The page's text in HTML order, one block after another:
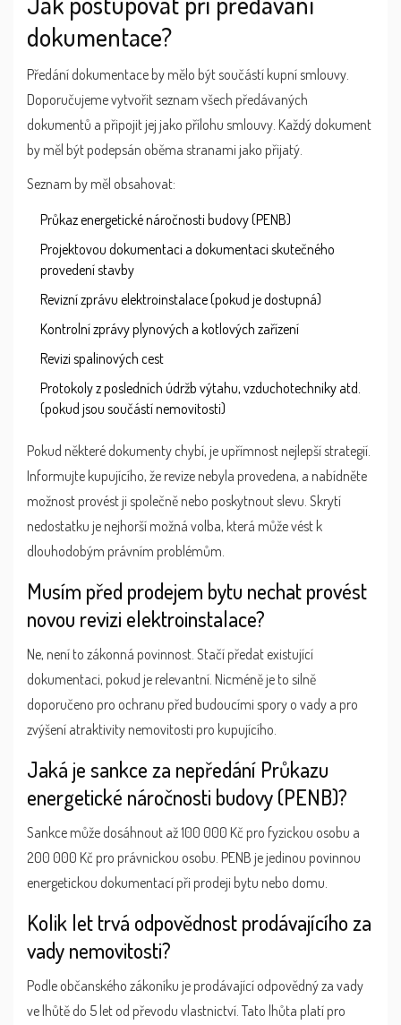
dokumentace?
Předání dokumentace by mělo být součástí kupní smlouvy.
Doporučujeme vytvořit seznam všech předávaných
dokumentů a připojit jej jako přílohu smlouvy. Každý dokument
by měl být podepsán oběma stranami jako přijatý.
Seznam by měl obsahovat:
Průkaz energetické náročnosti budovy (PENB)
Projektovou dokumentaci a dokumentaci skutečného
provedení stavby
Revizní zprávu elektroinstalace (pokud je dostupná)
Kontrolní zprávy plynových a kotlových zařízení
Revizi spalinových cest
Protokoly z posledních údržb výtahu, vzduchotechniky atd.
(pokud jsou součástí nemovitosti)
Pokud některé dokumenty chybí, je upřímnost nejlepší strategií.
Informujte kupujícího, že revize nebyla provedena, a nabídněte
možnost provést ji společně nebo poskytnout slevu. Skrytí
nedostatku je nejhorší možná volba, která může vést k
dlouhodobým právním problémům.
Musím před prodejem bytu nechat provést
novou revizi elektroinstalace?
Ne, není to zákonná povinnost. Stačí předat existující
dokumentaci, pokud je relevantní. Nicméně je to silně
doporučeno pro ochranu před budoucími spory o vady a pro
zvýšení atraktivity nemovitosti pro kupujícího.
Jaká je sankce za nepředání Průkazu
energetické náročnosti budovy (PENB)?
Sankce může dosáhnout až 100 000 Kč pro fyzickou osobu a
200 000 Kč pro právnickou osobu. PENB je jedinou povinnou
energetickou dokumentací při prodeji bytu nebo domu.
Kolik let trvá odpovědnost prodávajícího za
vady nemovitosti?
Podle občanského zákoníku je prodávající odpovědný za vady
ve lhůtě do 5 let od převodu vlastnictví. Tato lhůta platí pro